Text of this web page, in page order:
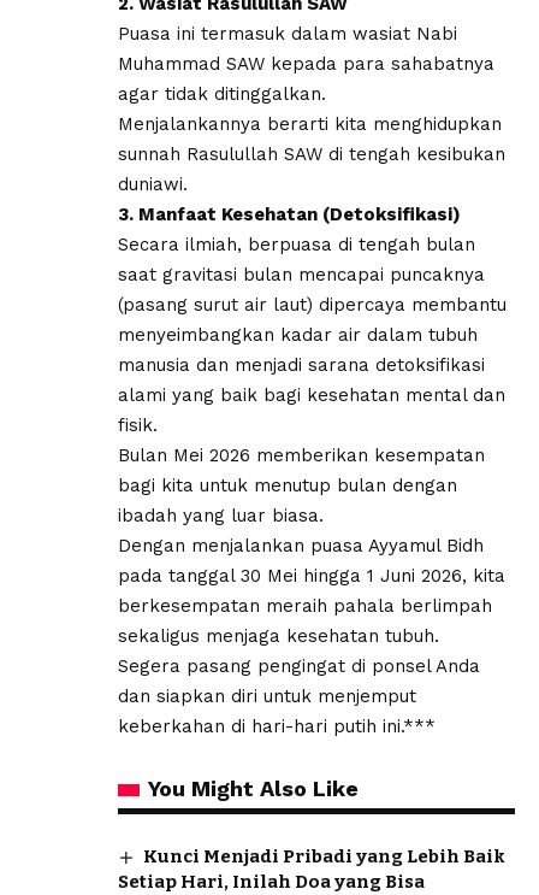
​Puasa ini termasuk dalam wasiat Nabi
Muhammad SAW kepada para sahabatnya
agar tidak ditinggalkan.
Menjalankannya berarti kita menghidupkan
sunnah Rasulullah SAW di tengah kesibukan
duniawi.
3. Manfaat Kesehatan (Detoksifikasi)
​Secara ilmiah, berpuasa di tengah bulan
saat gravitasi bulan mencapai puncaknya
(pasang surut air laut) dipercaya membantu
menyeimbangkan kadar air dalam tubuh
manusia dan menjadi sarana detoksifikasi
alami yang baik bagi kesehatan mental dan
fisik.
Bulan Mei 2026 memberikan kesempatan
bagi kita untuk menutup bulan dengan
ibadah yang luar biasa.
Dengan menjalankan puasa Ayyamul Bidh
pada tanggal 30 Mei hingga 1 Juni 2026, kita
berkesempatan meraih pahala berlimpah
sekaligus menjaga kesehatan tubuh.
Segera pasang pengingat di ponsel Anda
dan siapkan diri untuk menjemput
keberkahan di hari-hari putih ini.***
You Might Also Like
Kunci Menjadi Pribadi yang Lebih Baik
Setiap Hari, Inilah Doa yang Bisa